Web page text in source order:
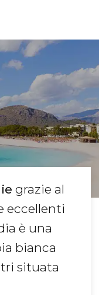
grazie al
eccellenti
è una
bianca
situata